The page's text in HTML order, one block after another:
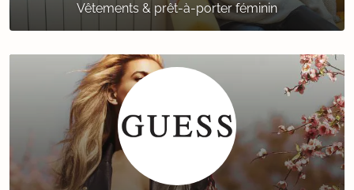
Vêtements & prêt-à-porter féminin